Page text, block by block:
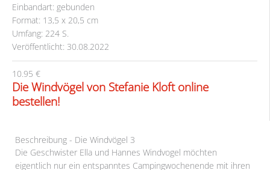
Einbandart: gebunden
Format: 13,5 x 20,5 cm
Umfang: 224 S.
Veröffentlicht: 30.08.2022
10.95 €
Die Windvögel von Stefanie Kloft online
bestellen!
Beschreibung - Die Windvögel 3
Die Geschwister Ella und Hannes Windvogel möchten
eigentlich nur ein entspanntes Campingwochenende mit ihren